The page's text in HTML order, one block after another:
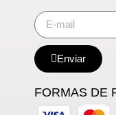
Enviar
FORMAS DE